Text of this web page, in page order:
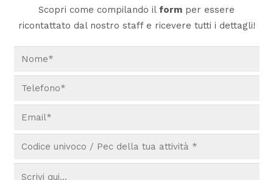
Scopri come compilando il form per essere
ricontattato dal nostro staff e ricevere tutti i dettagli!